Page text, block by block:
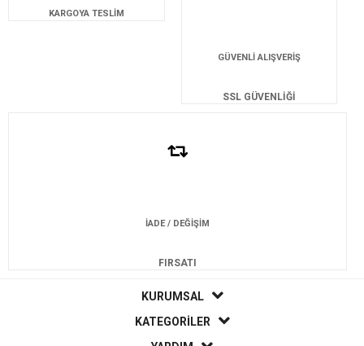
KARGOYA TESLİM
GÜVENLİ ALIŞVERİŞ
SSL GÜVENLİĞİ
İADE / DEĞİŞİM
FIRSATI
KURUMSAL
KATEGORİLER